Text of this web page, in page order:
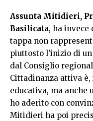
Assunta Mitidieri,
Basilicata, ha invece
tappa non
piuttosto l’inizio di
dal Consiglio
Cittadinanza attiva
educativa, ma anche
ho aderito con
Mitidieri ha poi